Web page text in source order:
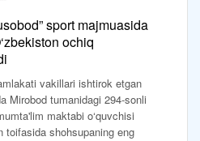
sport majmuasida
ochiq
vakillari ishtirok etgan
Mirobod tumanidagi 294-sonli
maktabi o‘quvchisi
toifasida shohsupaning eng